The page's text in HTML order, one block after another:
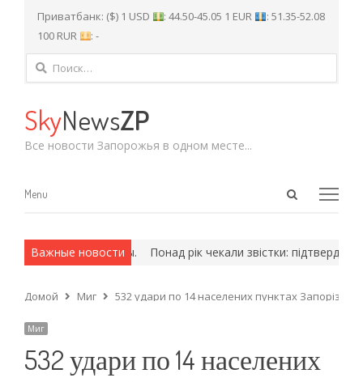
Приватбанк: ($) 1 USD : 44.50-45.05 1 EUR
: 51.35-52.08
100 RUR
: -
Найти:
SkyNewsZP
Все новости Запорожья в одном месте...
Open
Menu
Menu
Важные новости
и армейские методы. Понад рік чекали звістки:
Домой Миг 532 удари по 14 населених пунктах Запорізької
Миг
532 удари по 14 населених